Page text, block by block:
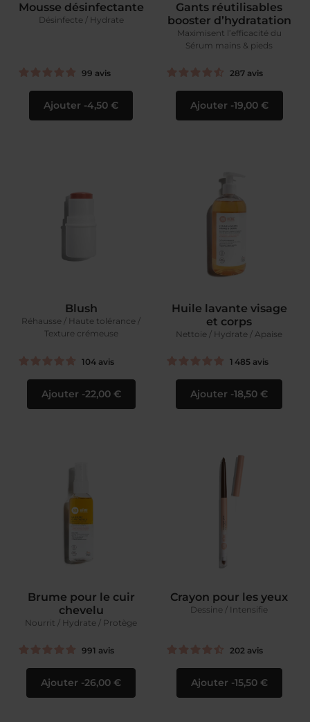
Mousse désinfectante
Désinfecte / Hydrate
99 avis
Ajouter 4,50 €
Gants réutilisables
booster d’hydratation
Maximisent l’efficacité du
Sérum mains & pieds
287 avis
Ajouter 19,00 €
Blush
Réhausse / Haute tolérance /
Texture crémeuse
104 avis
Ajouter 22,00 €
Huile lavante visage
et corps
Nettoie / Hydrate / Apaise
1 485 avis
Ajouter 18,50 €
Brume pour le cuir
chevelu
Nourrit / Hydrate / Protège
991 avis
Ajouter 26,00 €
Crayon pour les yeux
Dessine / Intensifie
202 avis
Ajouter 15,50 €